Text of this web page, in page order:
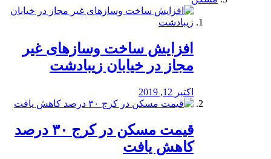
افزایش ساخت وسازهای غیر
مجاز در خیابان زیبادشت
اکتبر 12, 2019
️قیمت مسکن در کرج ۳۰ درصد
کاهش یافت